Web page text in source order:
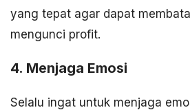
yang tepat agar dapat
mengunci profit.
4. Menjaga Emosi
Selalu ingat untuk menjaga